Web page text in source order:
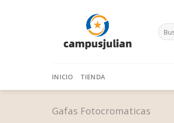
Buscar
por:
INICIO TIENDA
Gafas Fotocromaticas